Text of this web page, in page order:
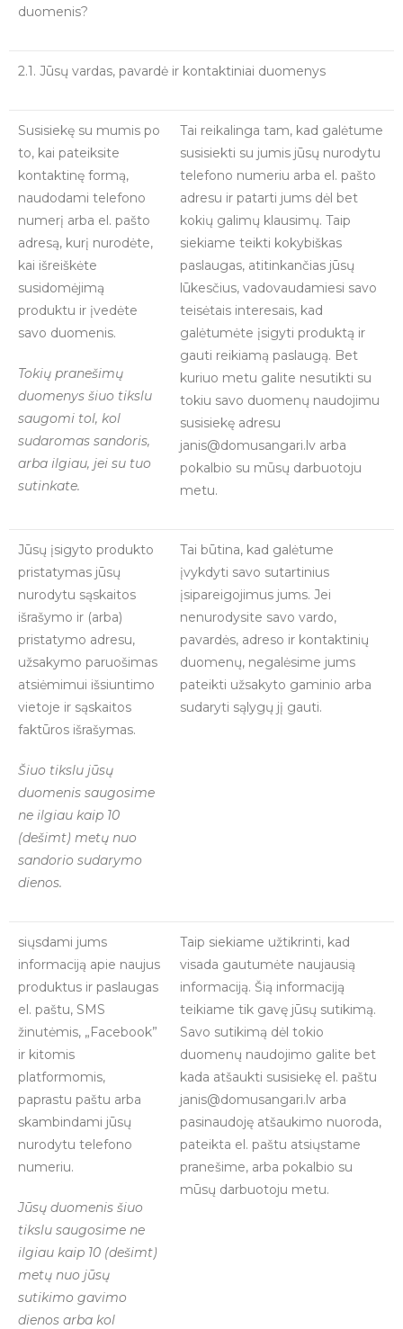
duomenis?
2.1. Jūsų vardas, pavardė ir kontaktiniai duomenys
Susisiekę su mumis po
to, kai pateiksite
kontaktinę formą,
naudodami telefono
numerį arba el. pašto
adresą, kurį nurodėte,
kai išreiškėte
susidomėjimą
produktu ir įvedėte
savo duomenis.
Tokių pranešimų
duomenys šiuo tikslu
saugomi tol, kol
sudaromas sandoris,
arba ilgiau, jei su tuo
sutinkate.
Tai reikalinga tam, kad galėtume
susisiekti su jumis jūsų nurodytu
telefono numeriu arba el. pašto
adresu ir patarti jums dėl bet
kokių galimų klausimų. Taip
siekiame teikti kokybiškas
paslaugas, atitinkančias jūsų
lūkesčius, vadovaudamiesi savo
teisėtais interesais, kad
galėtumėte įsigyti produktą ir
gauti reikiamą paslaugą. Bet
kuriuo metu galite nesutikti su
tokiu savo duomenų naudojimu
susisiekę adresu
janis@domusangari.lv arba
pokalbio su mūsų darbuotoju
metu.
Jūsų įsigyto produkto
pristatymas jūsų
nurodytu sąskaitos
išrašymo ir (arba)
pristatymo adresu,
užsakymo paruošimas
atsiėmimui išsiuntimo
vietoje ir sąskaitos
faktūros išrašymas.
Šiuo tikslu jūsų
duomenis saugosime
ne ilgiau kaip 10
(dešimt) metų nuo
sandorio sudarymo
dienos.
Tai būtina, kad galėtume
įvykdyti savo sutartinius
įsipareigojimus jums. Jei
nenurodysite savo vardo,
pavardės, adreso ir kontaktinių
duomenų, negalėsime jums
pateikti užsakyto gaminio arba
sudaryti sąlygų jį gauti.
siųsdami jums
informaciją apie naujus
produktus ir paslaugas
el. paštu, SMS
žinutėmis, „Facebook”
ir kitomis
platformomis,
paprastu paštu arba
skambindami jūsų
nurodytu telefono
numeriu.
Jūsų duomenis šiuo
tikslu saugosime ne
ilgiau kaip 10 (dešimt)
metų nuo jūsų
sutikimo gavimo
dienos arba kol
Taip siekiame užtikrinti, kad
visada gautumėte naujausią
informaciją. Šią informaciją
teikiame tik gavę jūsų sutikimą.
Savo sutikimą dėl tokio
duomenų naudojimo galite bet
kada atšaukti susisiekę el. paštu
janis@domusangari.lv arba
pasinaudoję atšaukimo nuoroda,
pateikta el. paštu atsiųstame
pranešime, arba pokalbio su
mūsų darbuotoju metu.